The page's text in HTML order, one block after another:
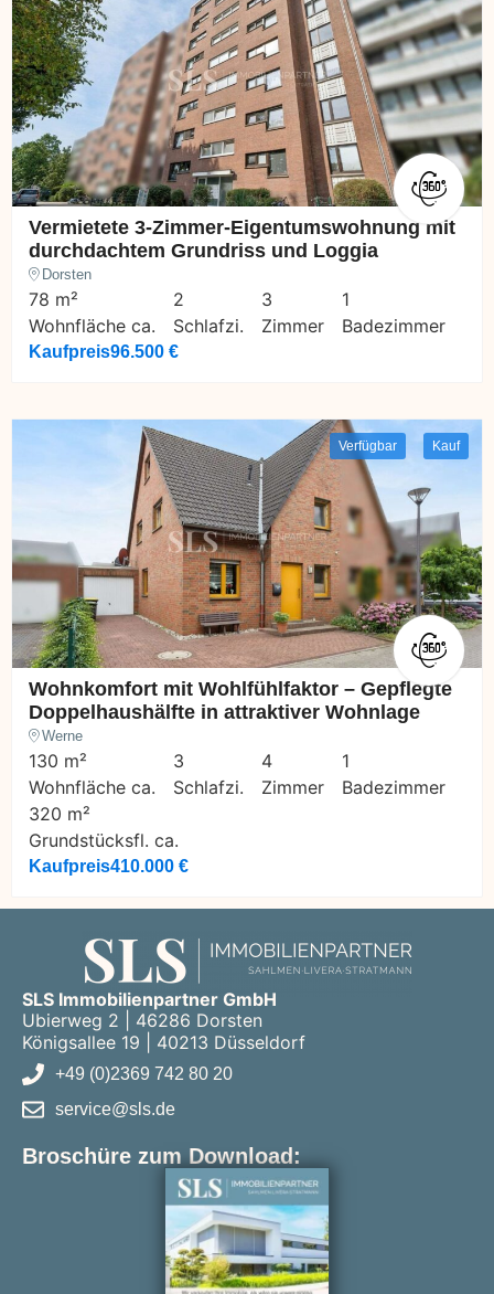
Vermietete 3-Zimmer-Eigentumswohnung mit
durchdachtem Grundriss und Loggia
Dorsten
78 m²
Wohnfläche ca.
2
Schlafzi.
3
Zimmer
1
Badezimmer
Kaufpreis96.500 €
Verfügbar Kauf
Wohnkomfort mit Wohlfühlfaktor – Gepflegte
Doppelhaushälfte in attraktiver Wohnlage
Werne
130 m²
Wohnfläche ca.
3
Schlafzi.
4
Zimmer
1
Badezimmer
320 m²
Grundstücksfl. ca.
Kaufpreis410.000 €
SLS Immobilienpartner GmbH
Ubierweg 2 | 46286 Dorsten
Königsallee 19 | 40213 Düsseldorf
+49 (0)2369 742 80 20
service@sls.de
Broschüre zum Download: